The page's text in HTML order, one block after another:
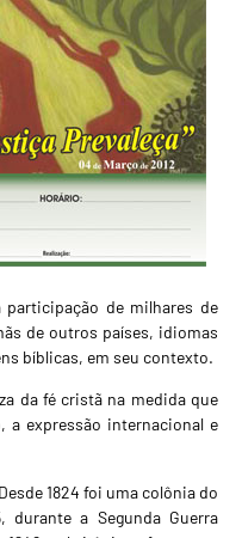
de milhares de
de outros países, idiomas
bíblicas, em seu contexto.
da fé cristã na medida que
a expressão internacional e
1824 foi uma colônia do
durante a Segunda Guerra